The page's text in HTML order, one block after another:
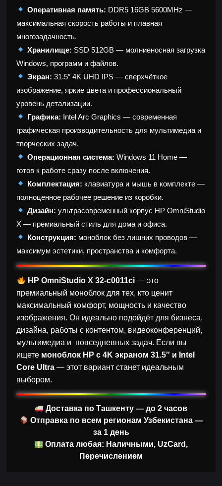
Оперативная память: DDR5 16GB 5600MHz —
максимальная скорость работы и плавная
многозадачность.
Хранилище: SSD 512GB — молниеносная загрузка
Windows, программ и файлов.
Экран: 31.5″ 4K UHD IPS — сверхчёткое
изображение, яркие цвета и профессиональный
уровень детализации.
Графика: Intel Arc Graphics — современная
графическая производительность для мультимедиа и
творческих задач.
Операционная система: Windows 11 Home —
готов к работе сразу после включения.
Комплектация: клавиатура и мышь в комплекте —
полноценное рабочее решение из коробки.
Дизайн: ультрасовременный корпус HP OmniStudio
X — премиальный стиль для дома и офиса.
Конструкция: моноблок без лишних проводов —
максимум эстетики, пространства и комфорта.
HP OmniStudio X 32-c0011ci— это
премиальный моноблок для тех, кто ценит
максимальный комфорт, мощность и качество
изображения. Он идеально подойдёт для бизнеса,
дизайна, работы с контентом, видеоконференций,
мультимедиа и повседневных задач. Если вы
ищете моноблок HP с 4K экраном 31.5″ и Intel
Core Ultra — этот вариант станет идеальным
выбором.
Доставка по Ташкенту — до 2 часов
Отправка по всем регионам Узбекистана —
за 1 день
Оплата любая: Наличными, UzCard,
Перечислением